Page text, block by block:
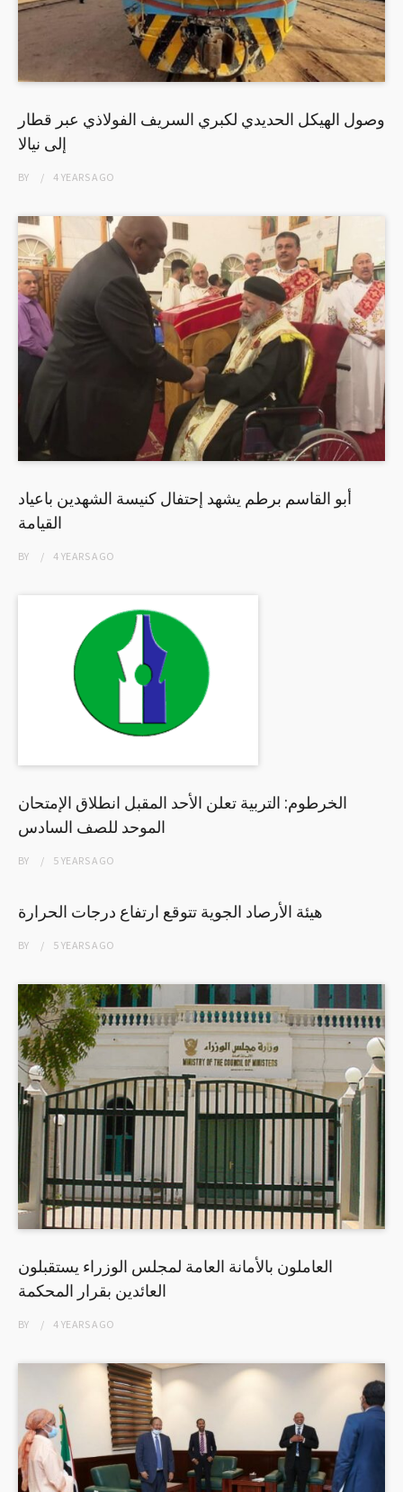
وصول الهيكل الحديدي لكبري السريف الفولاذي عبر قطار
إلى نيالا
BY 4 YEARSAGO
أبو القاسم برطم يشهد إحتفال كنيسة الشهدين باعياد
القيامة
BY 4 YEARSAGO
الخرطوم: التربية تعلن الأحد المقبل انطلاق الإمتحان
الموحد للصف السادس
BY 5 YEARSAGO
هيئة الأرصاد الجوية تتوقع ارتفاع درجات الحرارة
BY 5 YEARSAGO
العاملون بالأمانة العامة لمجلس الوزراء يستقبلون
العائدين بقرار المحكمة
BY 4 YEARSAGO